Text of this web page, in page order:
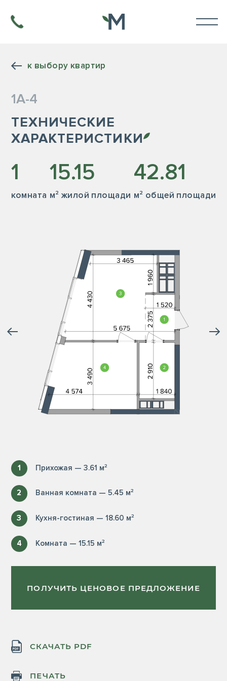
к выбору квартир
1А-4
ТЕХНИЧЕСКИЕ
ХАРАКТЕРИСТИКИ
1
комната
15.15
м² жилой площади
42.81
м² общей площади
1 Прихожая — 3.61 м²
2 Ванная комната — 5.45 м²
3 Кухня-гостиная — 18.60 м²
4 Комната — 15.15 м²
ПОЛУЧИТЬ ЦЕНОВОЕ ПРЕДЛОЖЕНИЕ
СКАЧАТЬ PDF
ПЕЧАТЬ